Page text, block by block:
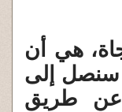
هي أن
سنصل إلى
طريق